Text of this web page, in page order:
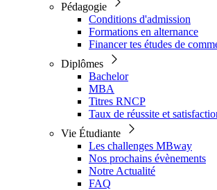
Pédagogie
Conditions d'admission
Formations en alternance
Financer tes études de
Diplômes
Bachelor
MBA
Titres RNCP
Taux de réussite et
Vie Étudiante
Les challenges MBway
Nos prochains évènements
Notre Actualité
FAQ